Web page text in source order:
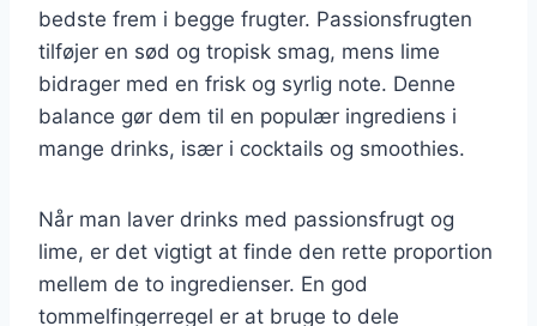
bedste frem i begge frugter. Passionsfrugten
tilføjer en sød og tropisk smag, mens lime
bidrager med en frisk og syrlig note. Denne
balance gør dem til en populær ingrediens i
mange drinks, især i cocktails og smoothies.
Når man laver drinks med passionsfrugt og
lime, er det vigtigt at finde den rette proportion
mellem de to ingredienser. En god
tommelfingerregel er at bruge to dele